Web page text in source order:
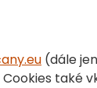
(dále